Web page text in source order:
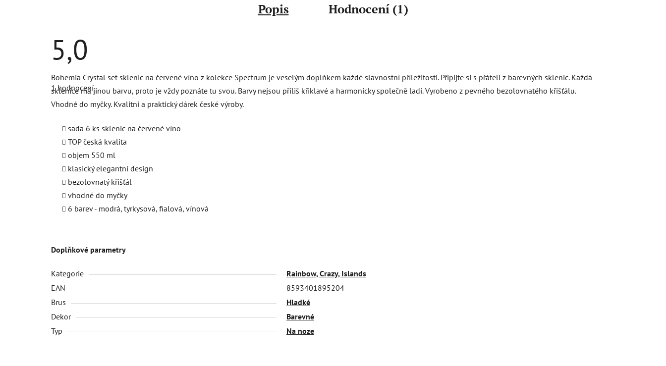
Popis Hodnocení (1)
5,0
Průměrné
hodnocení
produktu
je
5,0
hvězdiček.
1 hodnocení
Bohemia Crystal set sklenic na červené víno z kolekce Spectrum je veselým doplňkem každé slavnostní příležitosti. Připijte si s přáteli z barevných sklenic. Každá
sklenice má jinou barvu, proto je vždy poznáte tu svou. Barvy nejsou příliš křiklavé a harmonicky společně ladí. Vyrobeno z pevného bezolovnatého křišťálu.
Vhodné do myčky. Kvalitní a praktický dárek české výroby.
sada 6 ks sklenic na červené víno
TOP česká kvalita
objem 550 ml
klasický elegantní design
bezolovnatý křišťál
vhodné do myčky
6 barev - modrá, tyrkysová, fialová, vínová
Doplňkové parametry
Kategorie
Rainbow, Crazy, Islands
EAN
8593401895204
Brus
Hladké
Dekor
Barevné
Typ
Na noze